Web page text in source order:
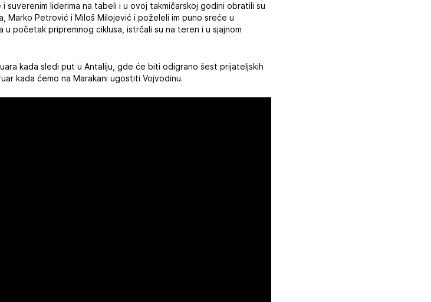
i suverenim liderima na tabeli i u ovoj takmičarskoj godini obratili su
Marko Petrović i Miloš Milojević i poželeli im puno sreće u
početak pripremnog ciklusa, istrčali su na teren i u sjajnom
kada sledi put u Antaliju, gde će biti odigrano šest prijateljskih
kada ćemo na Marakani ugostiti Vojvodinu.